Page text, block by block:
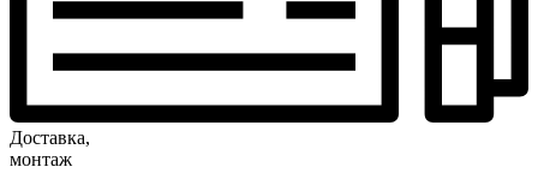
Доставка,
монтаж